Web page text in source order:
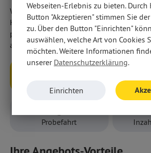
Wir weisen darauf hin, dass wir den
Kaufvertrages zu diesem Angebot
persönlicher Anwesenheit in unseren
anbieten.
Probefahrt
Webseiten-Erlebnis zu bieten.
Button "Akzeptieren" stimmen Sie
zu. Über den Button "Einrichten"
auswählen, welche Art von Cookies
möchten. Weitere Informationen
unserer Datenschutzerklärung.
Einrichten